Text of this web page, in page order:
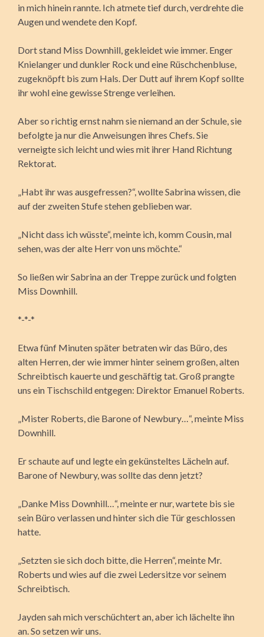
in mich hinein rannte. Ich atmete tief durch, verdrehte die
Augen und wendete den Kopf.
Dort stand Miss Downhill, gekleidet wie immer. Enger
Knielanger und dunkler Rock und eine Rüschchenbluse,
zugeknöpft bis zum Hals. Der Dutt auf ihrem Kopf sollte
ihr wohl eine gewisse Strenge verleihen.
Aber so richtig ernst nahm sie niemand an der Schule, sie
befolgte ja nur die Anweisungen ihres Chefs. Sie
verneigte sich leicht und wies mit ihrer Hand Richtung
Rektorat.
„Habt ihr was ausgefressen?“, wollte Sabrina wissen, die
auf der zweiten Stufe stehen geblieben war.
„Nicht dass ich wüsste“, meinte ich, komm Cousin, mal
sehen, was der alte Herr von uns möchte.“
So ließen wir Sabrina an der Treppe zurück und folgten
Miss Downhill.
*-*-*
Etwa fünf Minuten später betraten wir das Büro, des
alten Herren, der wie immer hinter seinem großen, alten
Schreibtisch kauerte und geschäftig tat. Groß prangte
uns ein Tischschild entgegen: Direktor Emanuel Roberts.
„Mister Roberts, die Barone of Newbury…“, meinte Miss
Downhill.
Er schaute auf und legte ein gekünsteltes Lächeln auf.
Barone of Newbury, was sollte das denn jetzt?
„Danke Miss Downhill…“, meinte er nur, wartete bis sie
sein Büro verlassen und hinter sich die Tür geschlossen
hatte.
„Setzten sie sich doch bitte, die Herren“, meinte Mr.
Roberts und wies auf die zwei Ledersitze vor seinem
Schreibtisch.
Jayden sah mich verschüchtert an, aber ich lächelte ihn
an. So setzen wir uns.